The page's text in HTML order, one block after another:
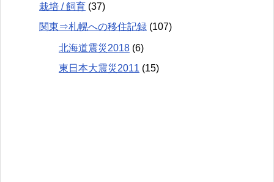
栽培 / 飼育 (37)
関東⇒札幌への移住記録 (107)
北海道震災2018 (6)
東日本大震災2011 (15)